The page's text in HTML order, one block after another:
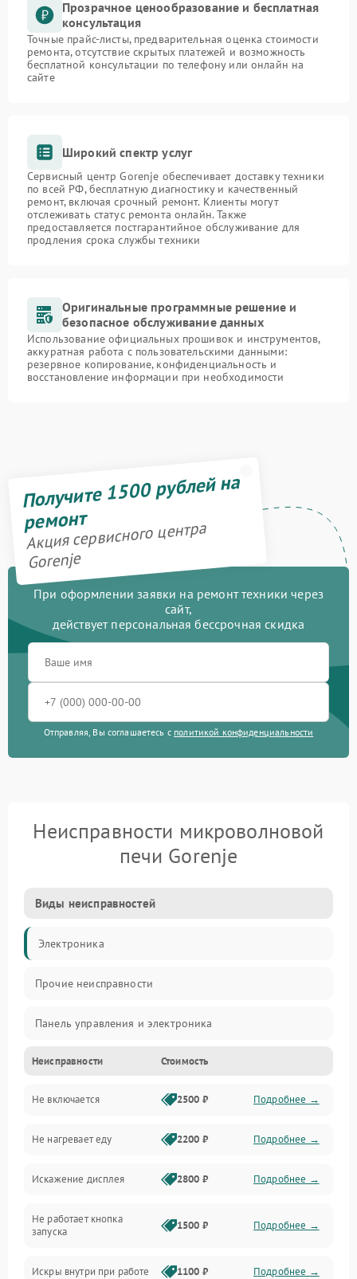
Прозрачное ценообразование и бесплатная
консультация
Точные прайс-листы, предварительная оценка стоимости
ремонта, отсутствие скрытых платежей и возможность
бесплатной консультации по телефону или онлайн на
сайте
Широкий спектр услуг
Сервисный центр Gorenje обеспечивает доставку техники
по всей РФ, бесплатную диагностику и качественный
ремонт, включая срочный ремонт. Клиенты могут
отслеживать статус ремонта онлайн. Также
предоставляется постгарантийное обслуживание для
продления срока службы техники
Оригинальные программные решение и
безопасное обслуживание данных
Использование официальных прошивок и инструментов,
аккуратная работа с пользовательскими данными:
резервное копирование, конфиденциальность и
восстановление информации при необходимости
Получите 1500 рублей на
ремонт
Акция сервисного центра
Gorenje
При оформлении заявки на ремонт техники через
сайт,
действует персональная бессрочная скидка
Отправляя, Вы соглашаетесь с политикой конфиденциальности
Неисправности микроволновой
печи Gorenje
Виды неисправностей
Электроника
Прочие неисправности
Панель управления и электроника
Дверца и корпус
Механика и внутренние элементы
Механические повреждения
Питание и запуск
Нагрев и приготовление
Программное обеспечение
Неисправности Стоимость
Не включается 2500 ₽ Подробнее →
Не нагревает еду 2200 ₽ Подробнее →
Искажение дисплея 2800 ₽ Подробнее →
Не работает кнопка
запуска
1500 ₽ Подробнее →
Искры внутри при работе 1100 ₽ Подробнее →